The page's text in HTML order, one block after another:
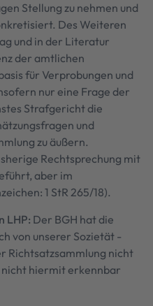
Stellung zu nehmen und
Des Weiteren
und in der Literatur
der amtlichen
für Verprobungen und
nur eine Frage der
Strafgericht die
und
zu äußern.
Rechtsprechung mit
aber im
1 StR 265/18).
LHP: Der BGH hat die
von unserer Sozietät -
Richtsatzsammlung nicht
hiermit erkennbar